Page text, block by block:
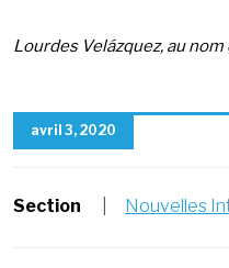
Lourdes Velázquez, au
avril 3, 2020
Section Nouvelles